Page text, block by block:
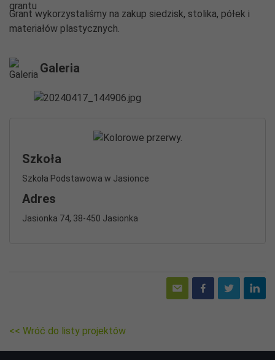
Grant wykorzystaliśmy na zakup siedzisk, stolika, półek i
materiałów plastycznych.
Galeria
Szkoła
Szkoła Podstawowa w Jasionce
Adres
Jasionka 74, 38-450 Jasionka
<< Wróć do listy projektów